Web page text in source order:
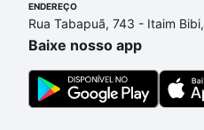
ENDEREÇO
Rua Tabapuã, 743 - Itaim
Baixe nosso app